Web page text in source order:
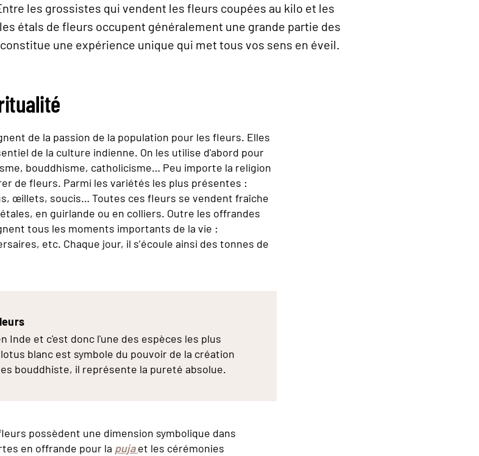
les grossistes qui vendent les fleurs coupées au kilo et les
étals de fleurs occupent généralement une grande partie des
une expérience unique qui met tous vos sens en éveil.
de la passion de la population pour les fleurs. Elles
de la culture indienne. On les utilise d'abord pour
bouddhisme, catholicisme… Peu importe la religion
de fleurs. Parmi les variétés les plus présentes :
œillets, soucis… Toutes ces fleurs se vendent fraîche
en guirlande ou en colliers. Outre les offrandes
tous les moments importants de la vie :
etc. Chaque jour, il s’écoule ainsi des tonnes de
Inde et c'est donc l'une des espèces les plus
blanc est symbole du pouvoir de la création
bouddhiste, il représente la pureté absolue.
possèdent une dimension symbolique dans
en offrande pour la puja et les cérémonies